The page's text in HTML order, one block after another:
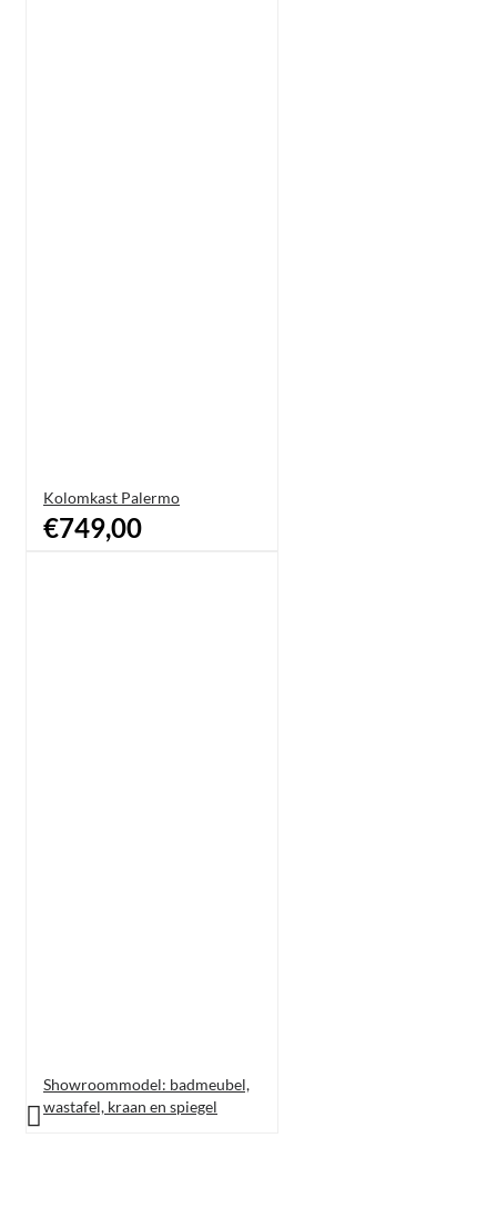
Kolomkast Palermo
€749,00
Showroommodel: badmeubel,
wastafel, kraan en spiegel